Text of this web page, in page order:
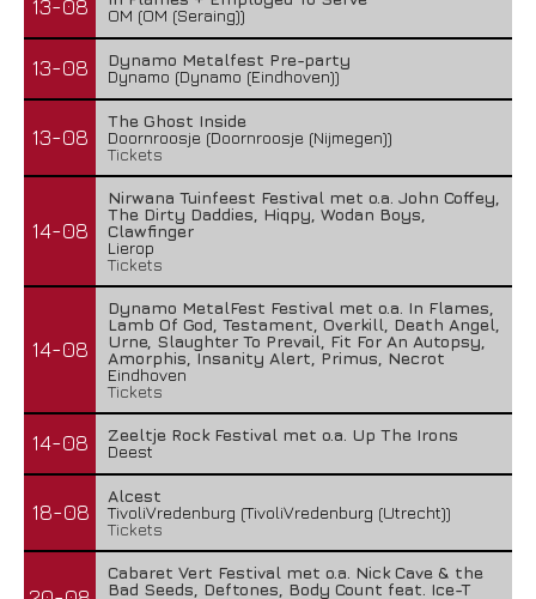
13-08
OM (OM (Seraing))
13-08
Dynamo Metalfest Pre-party
Dynamo (Dynamo (Eindhoven))
13-08
The Ghost Inside
Doornroosje (Doornroosje (Nijmegen))
Tickets
14-08
Nirwana Tuinfeest Festival met o.a. John Coffey,
The Dirty Daddies, Hiqpy, Wodan Boys,
Clawfinger
Lierop
Tickets
14-08
Dynamo MetalFest Festival met o.a. In Flames,
Lamb Of God, Testament, Overkill, Death Angel,
Urne, Slaughter To Prevail, Fit For An Autopsy,
Amorphis, Insanity Alert, Primus, Necrot
Eindhoven
Tickets
14-08
Zeeltje Rock Festival met o.a. Up The Irons
Deest
18-08
Alcest
TivoliVredenburg (TivoliVredenburg (Utrecht))
Tickets
Cabaret Vert Festival met o.a. Nick Cave & the
Bad Seeds, Deftones, Body Count feat. Ice-T